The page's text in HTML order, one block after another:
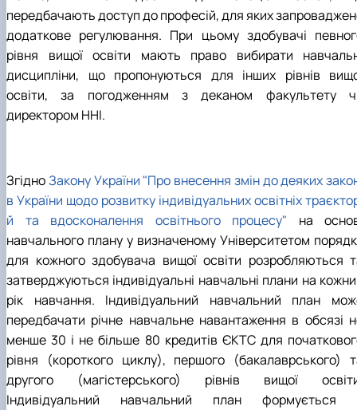
Підготовка до вступу в аспірантуру
Правила прийому 2026
Контактні дані
Профорієнтаційна діяльність
Профорієнтаційна робота
Дні відкритих дверей
Інформація і політика
HistoryEU
передбачають доступ до професій, для яких
додаткове регулювання. При цьому здобувачі
рівня вищої освіти мають право вибирати
дисципліни, що пропонуються для інших рівнів
освіти, за погодженням з деканом факультету
директором ННІ.
ЗгідноЗакону України "Про внесення змін до деяких
в України щодо розвитку індивідуальних освітніх
й та вдосконалення освітнього процесу" на
навчального плану у визначеному Університетом
для кожного здобувача вищої освіти розробляються
затверджуються індивідуальні навчальні плани на
рік навчання. Індивідуальний навчальний план
передбачати річне навчальне навантаження в обсязі
менше 30 і не більше 80 кредитів ЄКТС для
рівня (короткого циклу), першого (бакалаврського)
другого (магістерського) рівнів вищої
Індивідуальний навчальний план формується